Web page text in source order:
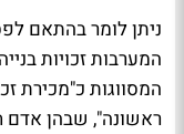
ניתן לומר בהתאם
המערבות זכויות
המסווגות כ"מכירת
ראשונה", שבהן אדם